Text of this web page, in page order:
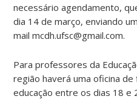
necessário agendamento,
dia 14 de março, enviando
mail mcdh.ufsc@gmail.com.
Para professores da
região haverá uma oficina
educação entre os dias 18 e